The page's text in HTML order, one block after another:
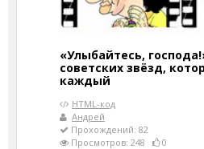
«Улыбайтесь,
советских звёзд,
каждый
HTML-код
Андрей
Прохождений: 82
Просмотров: 248
0